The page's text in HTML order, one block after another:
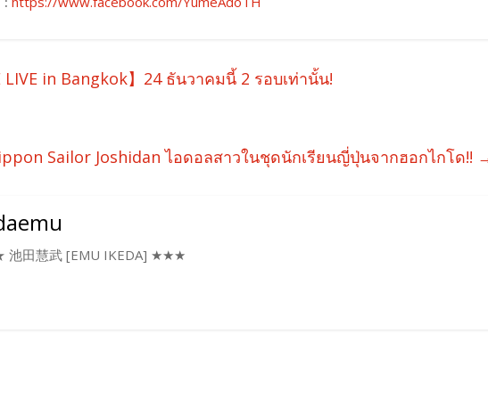
LIVE in Bangkok】24 ธันวาคมนี้ 2 รอบเท่านั้น!
Sailor Joshidan ไอดอลสาวในชุดนักเรียนญี่ปุ่นจากฮอกไกโด!!
田慧武 [EMU IKEDA] ★★★